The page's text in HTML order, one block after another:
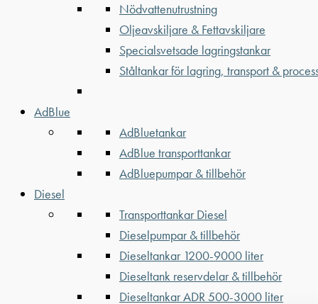
Nödvattenutrustning
Oljeavskiljare & Fettavskiljare
Specialsvetsade lagringstankar
Ståltankar för lagring, transport &
AdBlue
AdBluetankar
AdBlue transporttankar
AdBluepumpar & tillbehör
Diesel
Transporttankar Diesel
Dieselpumpar & tillbehör
Dieseltankar 1200-9000 liter
Dieseltank reservdelar & tillbehör
Dieseltankar ADR 500-3000 liter